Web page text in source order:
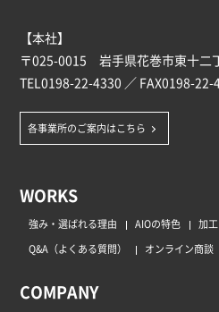
【本社】
〒025-0015 岩手県花巻市東十二
TEL0198-22-4330 ／ FAX0198-22-
各事業所のご案内はこちら
WORKS
強み・選ばれる理由 AIOの特色 加
Q&A（よくある質問）
オンライン商談
COMPANY